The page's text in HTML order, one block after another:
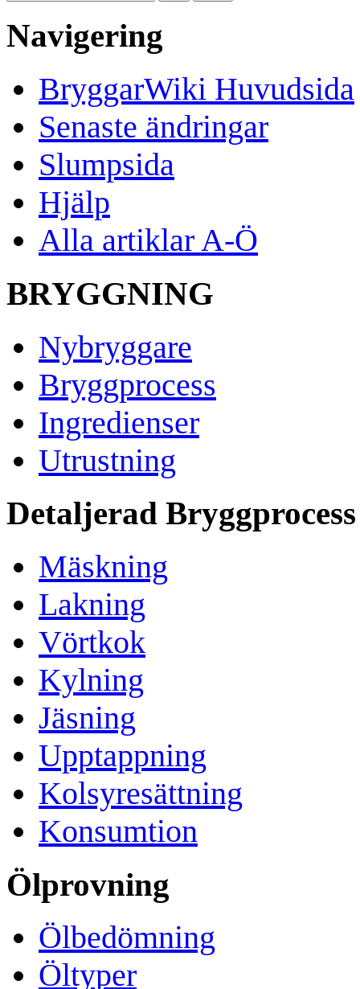
Navigering
BryggarWiki Huvudsida
Senaste ändringar
Slumpsida
Hjälp
Alla artiklar A-Ö
BRYGGNING
Nybryggare
Bryggprocess
Ingredienser
Utrustning
Detaljerad Bryggprocess
Mäskning
Lakning
Vörtkok
Kylning
Jäsning
Upptappning
Kolsyresättning
Konsumtion
Ölprovning
Ölbedömning
Öltyper